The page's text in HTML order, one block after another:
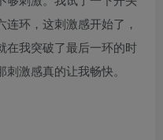
环，这刺激感开始了，
在我突破了最后一环的时
激感真的让我畅快。